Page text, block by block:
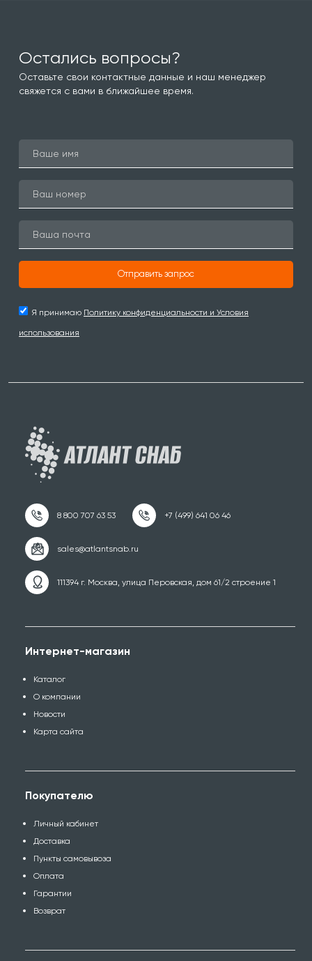
Остались вопросы?
Оставьте свои контактные данные и наш менеджер
свяжется с вами в ближайшее время.
Отправить запрос
Я принимаю Политику конфиденциальности и Условия
использования
111394 г. Москва, улица Перовская, дом 61/2 строение 1
Интернет-магазин
Каталог
О компании
Новости
Карта сайта
Покупателю
Личный кабинет
Доставка
Пункты самовывоза
Оплата
Гарантии
Возврат